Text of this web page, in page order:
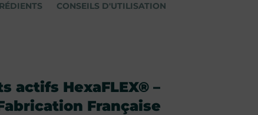
CONSEILS D'UTILISATION
actifs HexaFLEX® –
Française